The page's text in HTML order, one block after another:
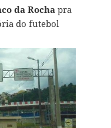
da Rochapra
do futebol